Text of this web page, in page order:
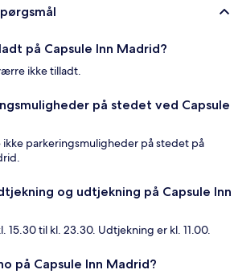
på Capsule Inn Madrid?
ikke tilladt.
på stedet ved Capsule
parkeringsmuligheder på stedet på
og udtjekning på Capsule Inn
15.30 til kl. 23.30. Udtjekning er kl. 11.00.
på Capsule Inn Madrid?